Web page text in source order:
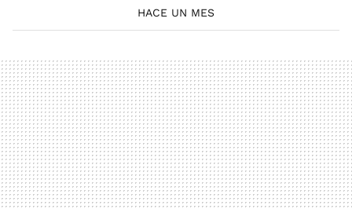
HACE UN MES